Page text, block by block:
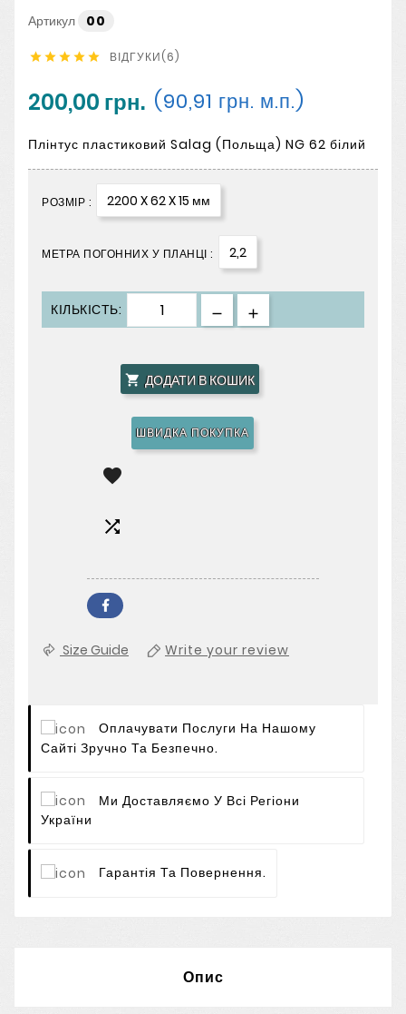
Артикул 00
     ВІДГУКИ(6)
200,00 грн. (90,91 грн. м.п.)
Плінтус пластиковий Salag (Польща) NG 62 білий
РОЗМІР : 2200 X 62 X 15 мм
МЕТРА ПОГОННИХ У ПЛАНЦІ : 2,2
КІЛЬКІСТЬ:
 ДОДАТИ В КОШИК
ШВИДКА ПОКУПКА


Size Guide Write your review
Оплачувати Послуги На Нашому
Сайті Зручно Та Безпечно.
Ми Доставляємо У Всі Регіони
України
Гарантія Та Повернення.
Опис